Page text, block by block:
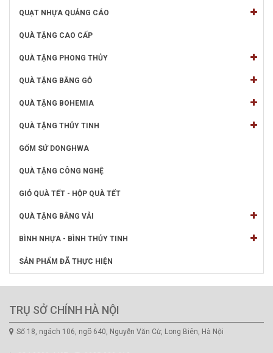
QUẠT NHỰA QUẢNG CÁO
QUÀ TẶNG CAO CẤP
QUÀ TẶNG PHONG THỦY
QUÀ TẶNG BẰNG GỖ
QUÀ TẶNG BOHEMIA
QUÀ TẶNG THỦY TINH
GỐM SỨ DONGHWA
QUÀ TẶNG CÔNG NGHỆ
GIỎ QUÀ TẾT - HỘP QUÀ TẾT
QUÀ TẶNG BẰNG VẢI
BÌNH NHỰA - BÌNH THỦY TINH
SẢN PHẨM ĐÃ THỰC HIỆN
TRỤ SỞ CHÍNH HÀ NỘI
Số 18, ngách 106, ngõ 640, Nguyễn Văn Cừ, Long Biên, Hà Nội